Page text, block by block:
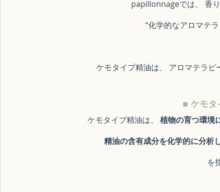
papillonnageでは、 香
“化学的なアロマテ
ケモタイプ精油は、 アロマテラ
■ ケモタ
ケモタイプ精油は、 植物の育つ環境
精油の含有成分を化学的に分析
を